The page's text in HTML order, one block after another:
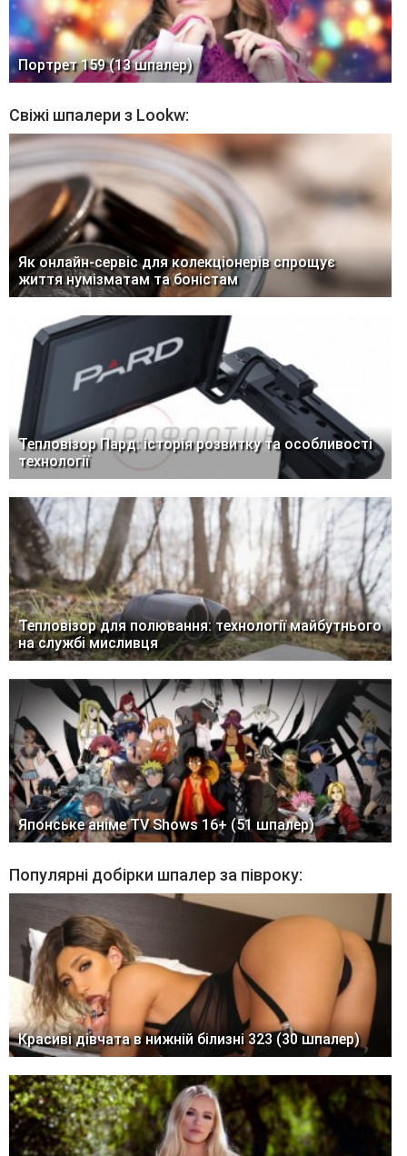
Портрет 159 (13 шпалер)
Свіжі шпалери з Lookw:
Як онлайн-сервіс для колекціонерів спрощує
життя нумізматам та боністам
Тепловізор Пард: історія розвитку та особливості
технології
Тепловізор для полювання: технології майбутнього
на службі мисливця
Японське аніме TV Shows 16+ (51 шпалер)
Популярні добірки шпалер за півроку:
Красиві дівчата в нижній білизні 323 (30 шпалер)